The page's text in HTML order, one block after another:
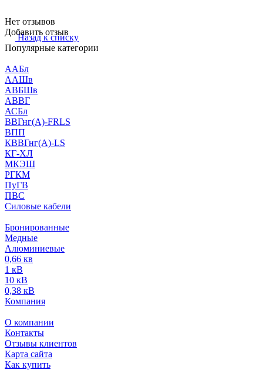
Нет отзывов
Добавить отзыв
Назад к списку
Популярные категории
ААБл
ААШв
АВБШв
АВВГ
АСБл
ВВГнг(А)-FRLS
ВПП
КВВГнг(А)-LS
КГ-ХЛ
МКЭШ
РГКМ
ПуГВ
ПВС
Силовые кабели
Бронированные
Медные
Алюминиевые
0,66 кв
1 кВ
10 кВ
0,38 кВ
Компания
О компании
Контакты
Отзывы клиентов
Карта сайта
Как купить